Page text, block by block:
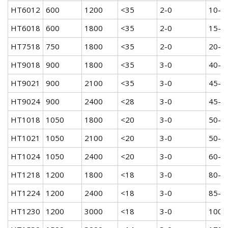
HT6012 600 1200 <35 2-0
10-
HT6018 600 1800 <35 2-0
15-
HT7518
750 1800 <35 2-0
20-
HT9018 900 1800 <35 3-0
40-
HT9021
900 2100 <35 3-0
45-
HT9024 900 2400 <28 3-0
45-
HT1018
1050 1800 <20 3-0
50-
HT1021
1050 2100 <20 3-0
50-
HT1024 1050 2400 <20 3-0
60-
HT1218
1200 1800 <18 3-0
80-
HT1224 1200 2400 <18 3-0
85-
HT1230
1200 3000 <18 3-0
100-